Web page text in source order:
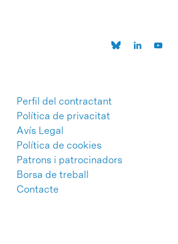
Perfil del contractant
Política de privacitat
Avís Legal
Política de cookies
Patrons i patrocinadors
Borsa de treball
Contacte